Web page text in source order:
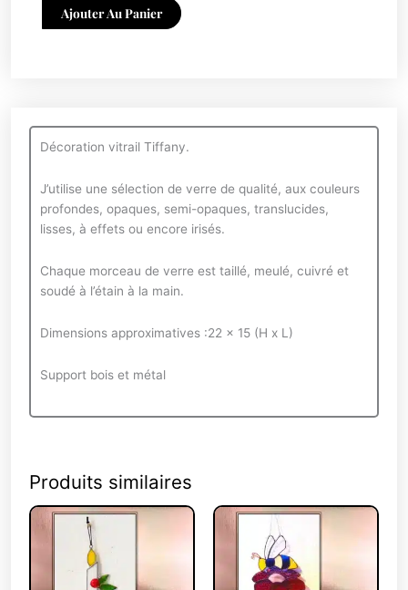
Ajouter Au Panier
Décoration vitrail Tiffany.
J’utilise une sélection de verre de qualité, aux couleurs
profondes, opaques, semi-opaques, translucides,
lisses, à effets ou encore irisés.
Chaque morceau de verre est taillé, meulé, cuivré et
soudé à l’étain à la main.
Dimensions approximatives :22 x 15 (H x L)
Support bois et métal
Produits similaires